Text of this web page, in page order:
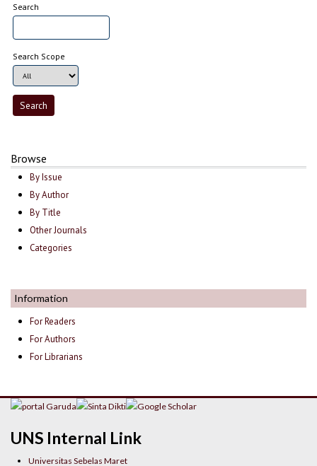
Search
Search Scope
Browse
By Issue
By Author
By Title
Other Journals
Categories
Information
For Readers
For Authors
For Librarians
UNS Internal Link
Universitas Sebelas Maret